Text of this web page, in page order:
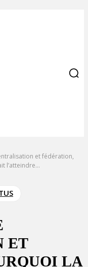
et fédération,
l’atteindre...
ET
LA